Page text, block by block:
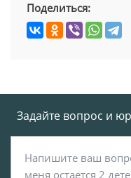
Поделиться:
Задайте вопрос и